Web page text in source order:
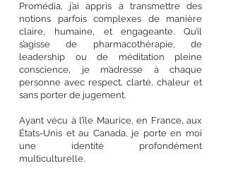
Promédia, j’ai appris à transmettre des
notions parfois complexes de manière
claire, humaine, et engageante. Qu’il
s’agisse de pharmacothérapie, de
leadership ou de méditation pleine
conscience, je m’adresse à chaque
personne avec respect, clarté, chaleur et
sans porter de jugement.
Ayant vécu à l’île Maurice, en France, aux
États-Unis et au Canada, je porte en moi
une identité profondément
multiculturelle.